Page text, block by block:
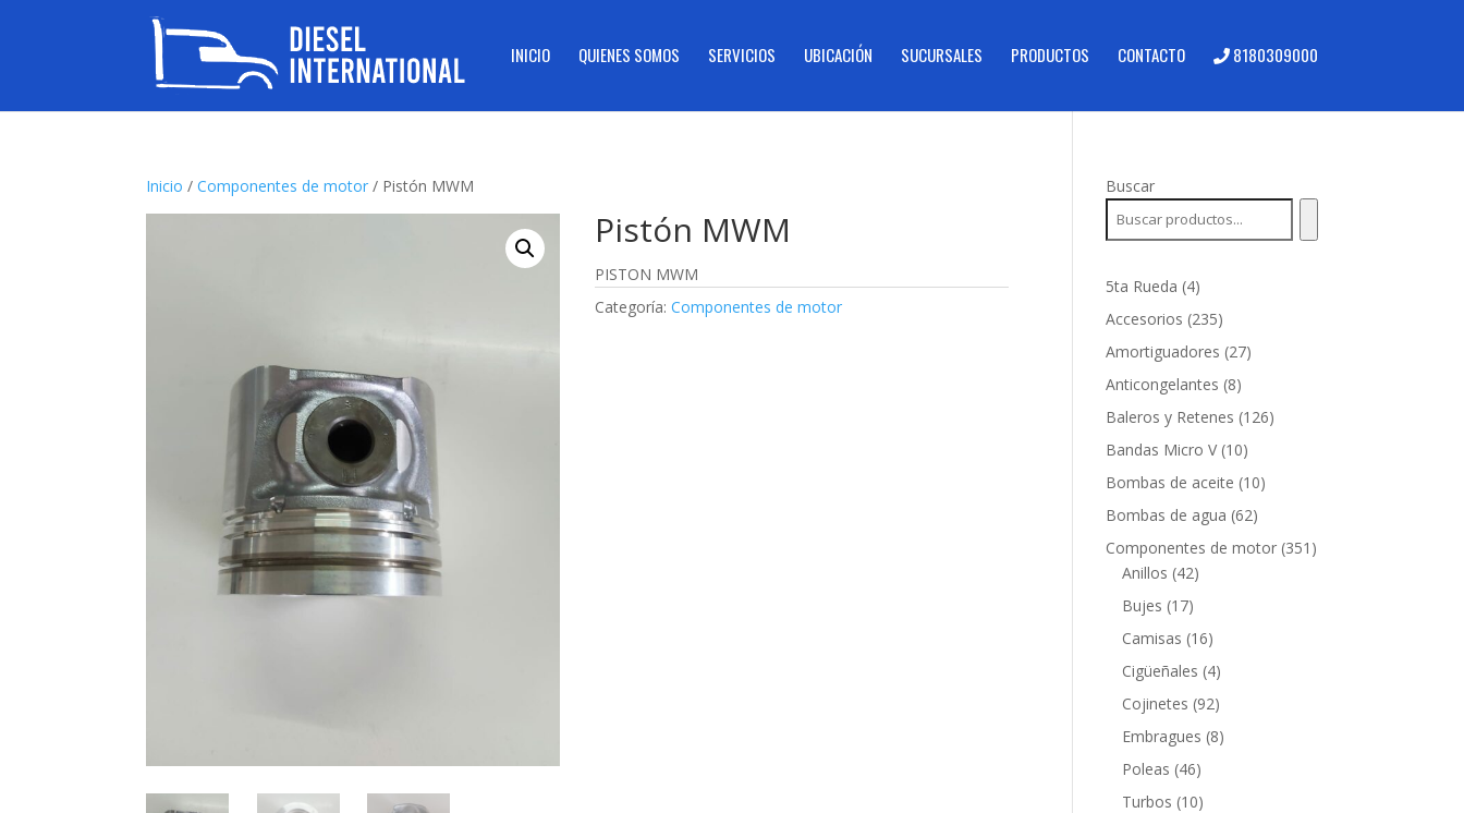
INICIO QUIENES SOMOS SERVICIOS UBICACIÓN SUCURSALES PRODUCTOS CONTACTO 8180309000
Inicio /Componentes de motor / Pistón MWM
Pistón MWM
PISTON MWM
Categoría:Componentes de motor
Buscar
5ta Rueda 44
productos
Accesorios 235235
productos
Amortiguadores 2727
Anticongelantes 88
productos
Baleros y Retenes 126126
Bandas Micro V 1010
productos
Bombas de aceite 1010
Bombas de agua 6262
productos
Componentes de motor 351 351
Anillos 4242
Bujes 1717
productos
Camisas 1616
productos
Cigüeñales 44
productos
Cojinetes 9292
productos
Embragues 88
Poleas 4646
productos
Turbos 1010